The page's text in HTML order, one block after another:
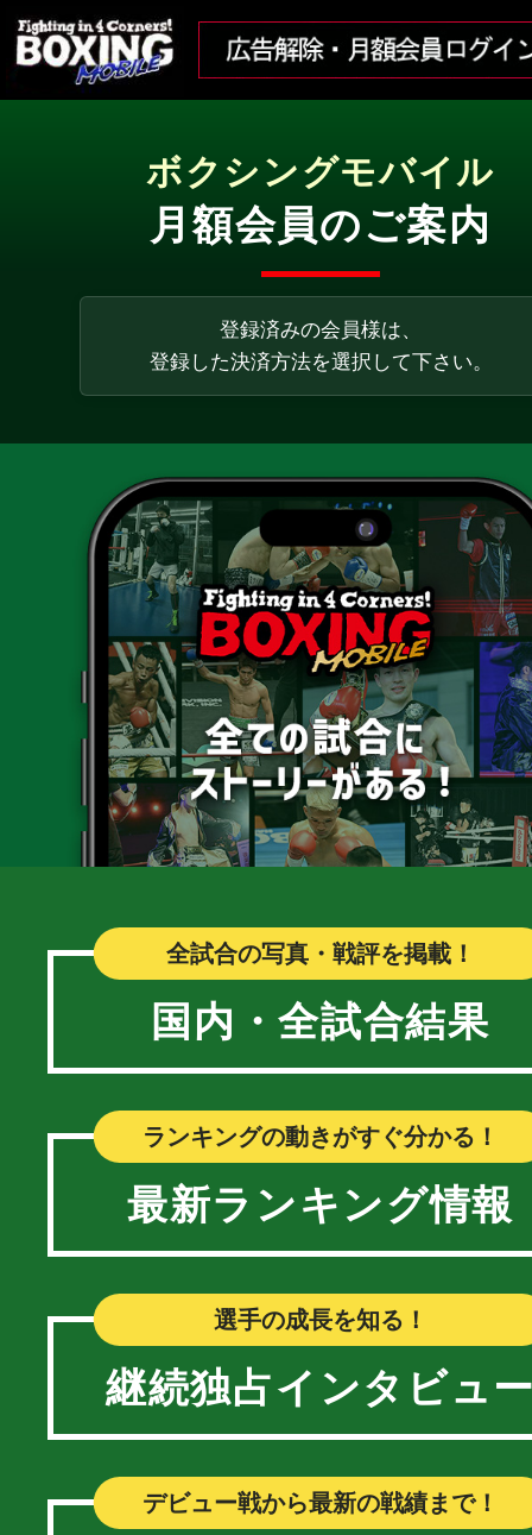
ボクシングモバイル
月額会員のご案内
登録済みの会員様は、
登録した決済方法を選択して下さい。
全試合の写真・戦評を掲載！
国内・全試合結果
ランキングの動きがすぐ分かる！
最新ランキング情報
選手の成長を知る！
継続独占インタビュ
デビュー戦から最新の戦績まで！